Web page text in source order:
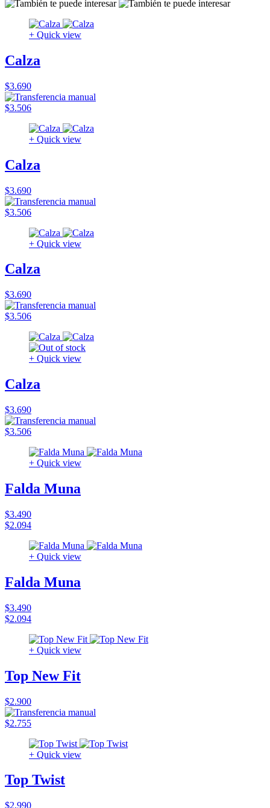
+ Quick view
Calza
$3.690
$3.506
+ Quick view
Calza
$3.690
$3.506
+ Quick view
Calza
$3.690
$3.506
+ Quick view
Calza
$3.690
$3.506
+ Quick view
Falda Muna
$3.490
$2.094
+ Quick view
Falda Muna
$3.490
$2.094
+ Quick view
Top New Fit
$2.900
$2.755
+ Quick view
Top Twist
$2.990